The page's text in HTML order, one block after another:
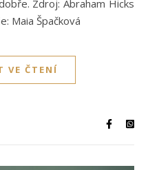
Zdroj: Abraham Hicks
Maia Špačková
VE ČTENÍ